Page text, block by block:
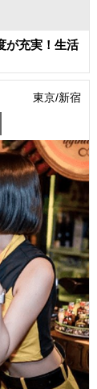
が充実！生活
東京/新宿